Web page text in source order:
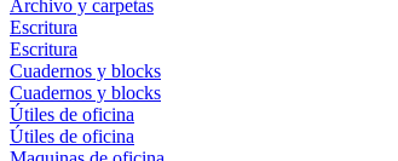
Archivo y carpetas
Escritura
Escritura
Cuadernos y blocks
Cuadernos y blocks
Útiles de oficina
Útiles de oficina